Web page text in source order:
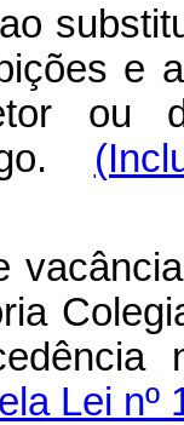
e
ou
Lei nº